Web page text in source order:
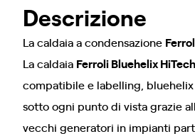
Descrizione
La caldaia a condensazione
La caldaia Ferroli Bluehelix
compatibile e labelling,
sotto ogni punto di vista grazie
vecchi generatori in impianti